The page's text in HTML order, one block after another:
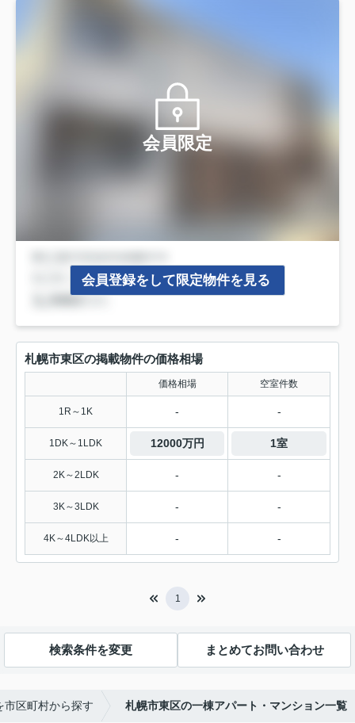
会員限定
会員登録をして限定物件を見る
札幌市東区の掲載物件の価格相場
価格相場 空室件数
1R～1K - -
1DK～1LDK 12000万円 1室
2K～2LDK - -
3K～3LDK - -
4K～4LDK以上 - -
1
検索条件を変更 まとめてお問い合わせ
市区町村から探す 札幌市東区の一棟アパート・マンション一覧